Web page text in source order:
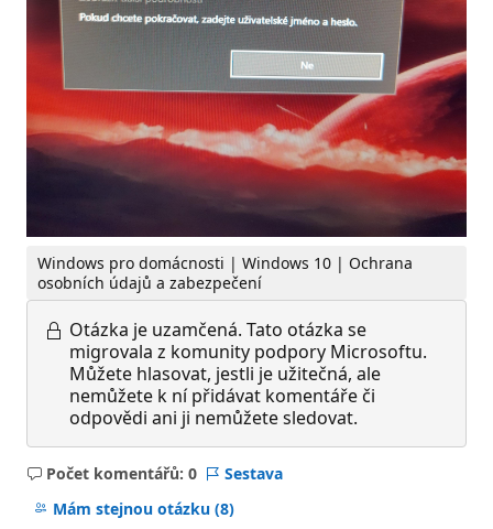
Windows pro domácnosti | Windows 10 | Ochrana
osobních údajů a zabezpečení
Otázka je uzamčená. Tato otázka se
migrovala z komunity podpory Microsoftu.
Můžete hlasovat, jestli je užitečná, ale
nemůžete k ní přidávat komentáře či
odpovědi ani ji nemůžete sledovat.
Počet komentářů: 0
Žádné
komentáře
Sestava
Mám stejnou otázku (8)